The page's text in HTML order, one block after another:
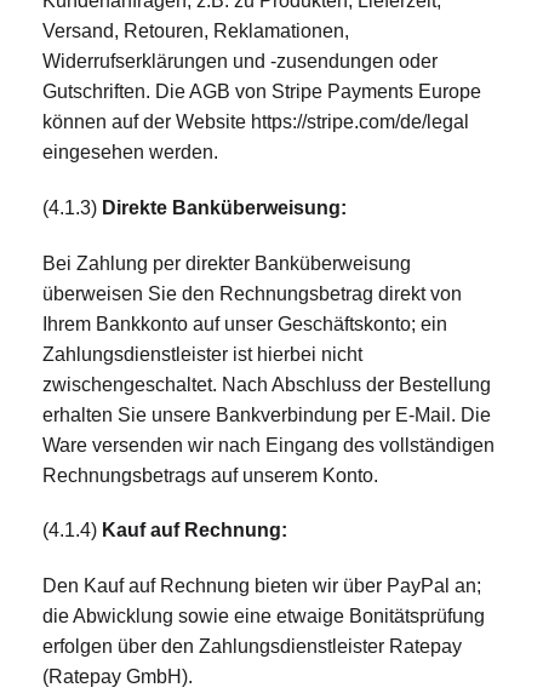
Versand, Retouren, Reklamationen,
Widerrufserklärungen und -zusendungen oder
Gutschriften. Die AGB von Stripe Payments Europe
können auf der Website https://stripe.com/de/legal
eingesehen werden.
(4.1.3) Direkte Banküberweisung:
Bei Zahlung per direkter Banküberweisung
überweisen Sie den Rechnungsbetrag direkt von
Ihrem Bankkonto auf unser Geschäftskonto; ein
Zahlungsdienstleister ist hierbei nicht
zwischengeschaltet. Nach Abschluss der Bestellung
erhalten Sie unsere Bankverbindung per E-Mail. Die
Ware versenden wir nach Eingang des vollständigen
Rechnungsbetrags auf unserem Konto.
(4.1.4) Kauf auf Rechnung:
Den Kauf auf Rechnung bieten wir über PayPal an;
die Abwicklung sowie eine etwaige Bonitätsprüfung
erfolgen über den Zahlungsdienstleister Ratepay
(Ratepay GmbH).